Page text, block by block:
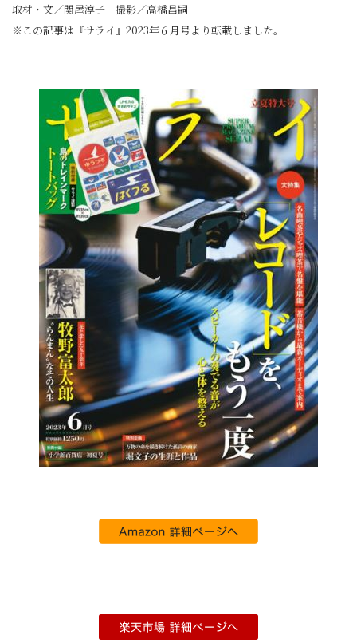
取材・文／関屋淳子 撮影／高橋昌嗣
※この記事は『サライ』2023年６月号より転載しました。